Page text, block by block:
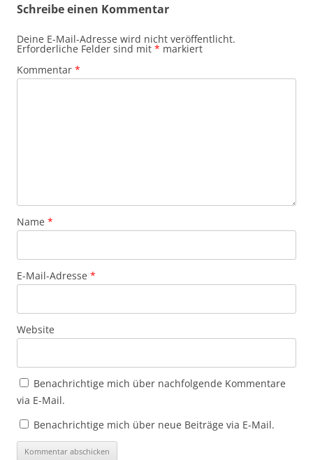
Schreibe einen Kommentar
Deine E-Mail-Adresse wird nicht veröffentlicht.
Erforderliche Felder sind mit * markiert
Kommentar *
Name *
E-Mail-Adresse *
Website
Benachrichtige mich über nachfolgende Kommentare
via E-Mail.
Benachrichtige mich über neue Beiträge via E-Mail.